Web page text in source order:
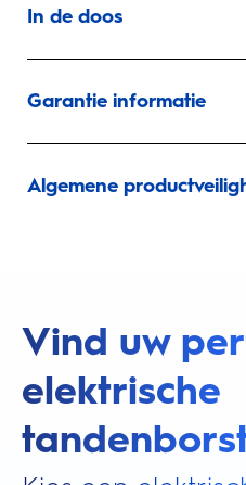
In de doos
Garantie informatie
Algemene
Vind uw
elektrische